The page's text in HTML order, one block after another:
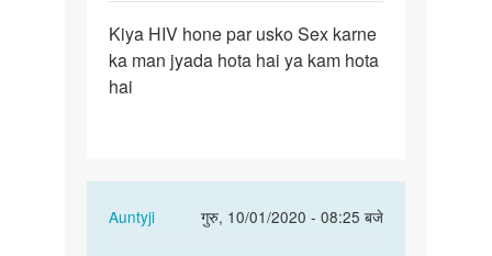
Kiya
HIV
hone
Kiya HIV hone par usko Sex karne
ka man jyada hota hai ya kam hota
hai
Auntyji
गुरु, 10/01/2020 - 08:25 बजे
In